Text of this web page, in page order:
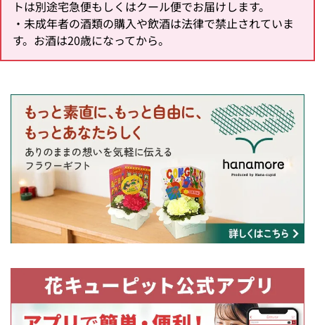
トは別途宅急便もしくはクール便でお届けします。
・未成年者の酒類の購入や飲酒は法律で禁止されていま
す。お酒は20歳になってから。